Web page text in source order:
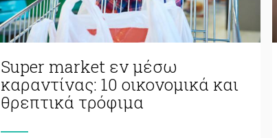
Super market εν μέσω
καραντίνας: 10 οικονομικά και
θρεπτικά τρόφιμα